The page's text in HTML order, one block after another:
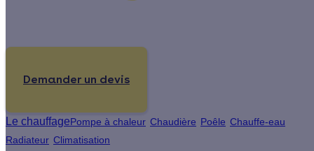
Demander un devis
Le chauffagePompe à chaleur Chaudière Poêle Chauffe-eau
Radiateur Climatisation